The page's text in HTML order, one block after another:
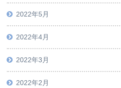
2022年5月
2022年4月
2022年3月
2022年2月